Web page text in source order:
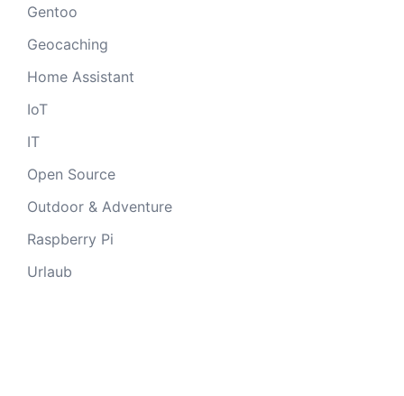
Gentoo
Geocaching
Home Assistant
IoT
IT
Open Source
Outdoor & Adventure
Raspberry Pi
Urlaub